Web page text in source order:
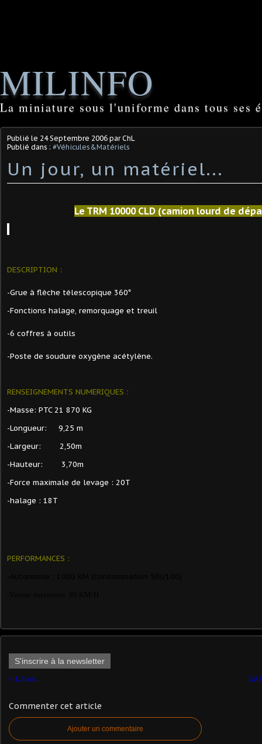
MILINFO
La miniature sous l'uniforme dans tous ses
Publié le 24 Septembre 2006 par ChL
Publié dans : #Véhicules&Matériels
Un jour, un matériel...
Le TRM 10000 CLD (camion lourd de
DESCRIPTION :
-Grue à flèche télescopique 360°
-Fonctions halage, remorquage et treuil
-6 coffres à outils
-Poste de soudure oxygène acétylène.
RENSEIGNEMENTS NUMERIQUES :
-Masse: PTC 21 870 KG
-Longueur:
9,25 m
-Largeur:
2,50m
-Hauteur:
3,70m
-Force maximale de levage : 20T
-halage : 18T
PERFORMANCES :
S'inscrire à la newsletter
Liban...
Commenter cet article
Ajouter un commentaire